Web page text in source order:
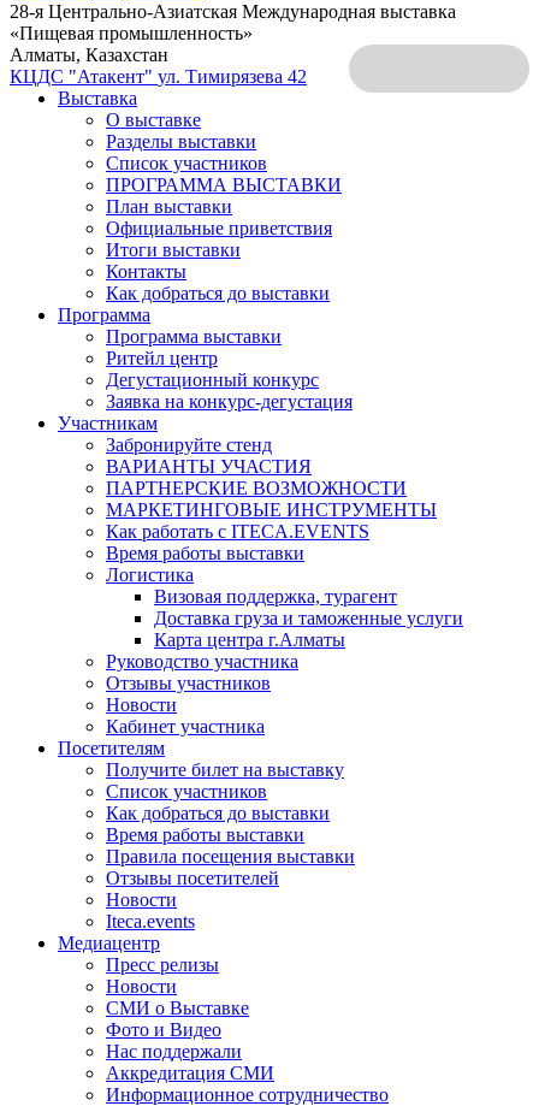
28-я Центрально-Азиатская Международная выставка
«Пищевая промышленность»
Алматы, Казахстан
КЦДС "Атакент" ул. Тимирязева 42
Выставка
О выставке
Разделы выставки
Список участников
ПРОГРАММА ВЫСТАВКИ
План выставки
Официальные приветствия
Итоги выставки
Контакты
Как добраться до выставки
Программа
Программа выставки
Ритейл центр
Дегустационный конкурс
Заявка на конкурс-дегустация
Участникам
Забронируйте стенд
ВАРИАНТЫ УЧАСТИЯ
ПАРТНЕРСКИЕ ВОЗМОЖНОСТИ
МАРКЕТИНГОВЫЕ ИНСТРУМЕНТЫ
Как работать с ITECA.EVENTS
Время работы выставки
Логистика
Визовая поддержка, турагент
Доставка груза и таможенные услуги
Карта центра г.Алматы
Руководство участника
Отзывы участников
Новости
Кабинет участника
Посетителям
Получите билет на выставку
Список участников
Как добраться до выставки
Время работы выставки
Правила посещения выставки
Отзывы посетителей
Новости
Iteca.events
Медиацентр
Пресс релизы
Новости
СМИ о Выставке
Фото и Видео
Нас поддержали
Аккредитация СМИ
Информационное сотрудничество